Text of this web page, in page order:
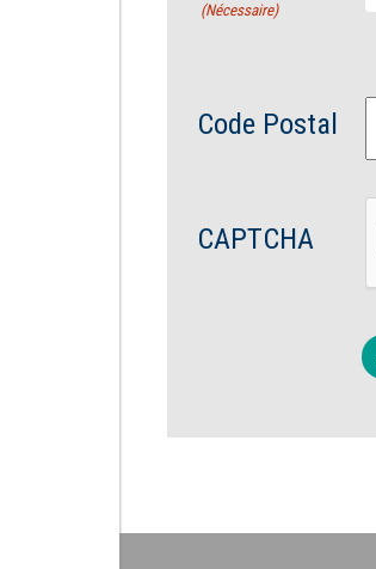
(Nécessaire)
Code Postal
CAPTCHA